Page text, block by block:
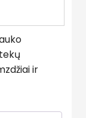
ir